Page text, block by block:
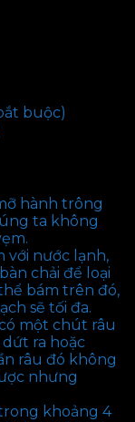
buộc)
hành trông
ta không
với nước lạnh,
chải để loại
bám trên đó,
sẽ tối đa.
một chút râu
ra hoặc
râu đó không
nhưng
khoảng 4